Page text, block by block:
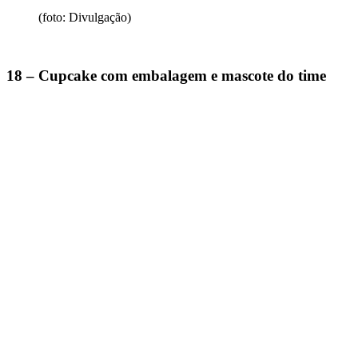
(foto: Divulgação)
18 – Cupcake com embalagem e mascote do time